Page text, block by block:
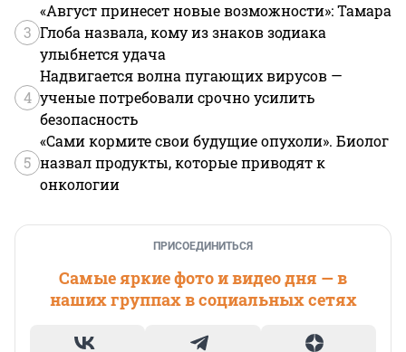
3
«Август принесет новые возможности»: Тамара
Глоба назвала, кому из знаков зодиака
улыбнется удача
4
Надвигается волна пугающих вирусов —
ученые потребовали срочно усилить
безопасность
5
«Сами кормите свои будущие опухоли». Биолог
назвал продукты, которые приводят к
онкологии
ПРИСОЕДИНИТЬСЯ
Самые яркие фото и видео дня — в
наших группах в социальных сетях